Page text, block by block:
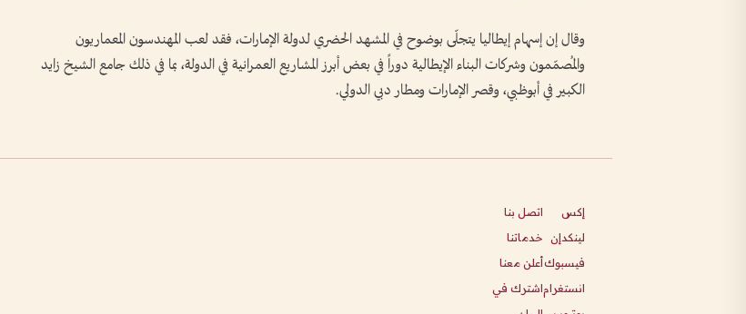
وقال إن إسهام إيطاليا يتجلّى بوضوح في المشهد الحضري لدولة الإمارات، فقد لعب المهندسون المعماريون
والمُصمّمون وشركات البناء الإيطالية دوراً في بعض أبرز المشاريع العمرانية في الدولة، بما في ذلك جامع الشيخ زايد
الكبير في أبوظبي، وقصر الإمارات ومطار دبي الدولي.
إكس
لينكدإن
فيسبوك
انستغرام
اتصل بنا
خدماتنا
أعلن معنا
اشترك في